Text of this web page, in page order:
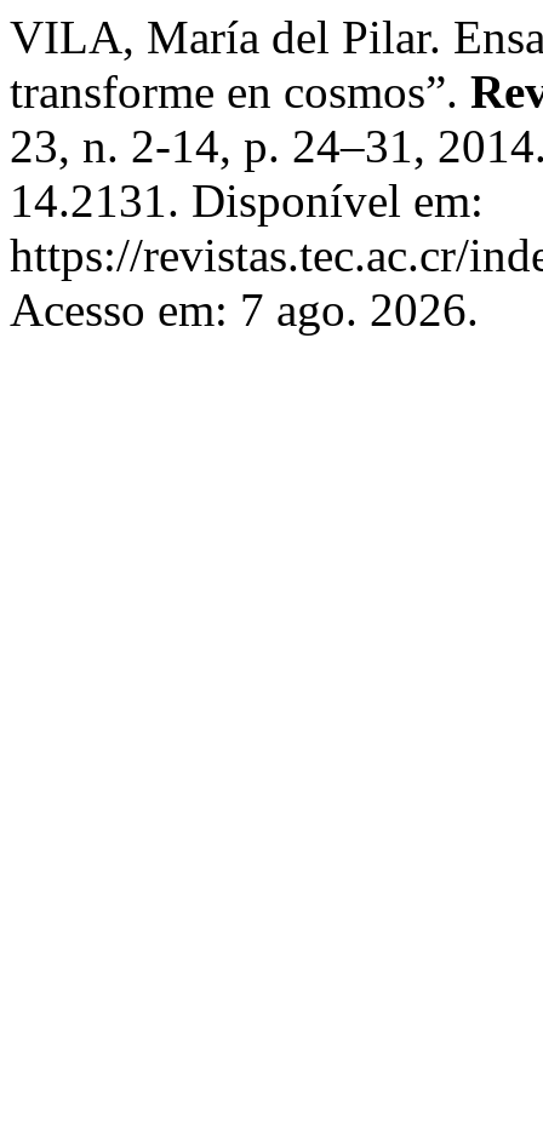
VILA, María del Pilar.
transforme en cosmos”.
23, n. 2-14, p. 24–31,
14.2131. Disponível em:
https://revistas.tec.ac.cr/
Acesso em: 7 ago. 2026.